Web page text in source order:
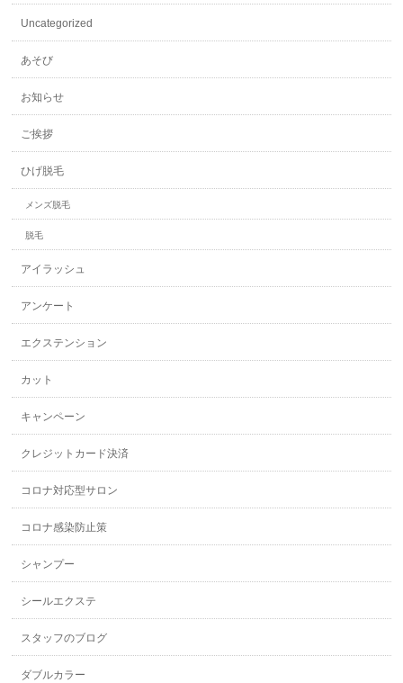
Uncategorized
あそび
お知らせ
ご挨拶
ひげ脱毛
メンズ脱毛
脱毛
アイラッシュ
アンケート
エクステンション
カット
キャンペーン
クレジットカード決済
コロナ対応型サロン
コロナ感染防止策
シャンプー
シールエクステ
スタッフのブログ
ダブルカラー